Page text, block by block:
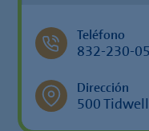
Teléfono
832-230-
Dirección
500